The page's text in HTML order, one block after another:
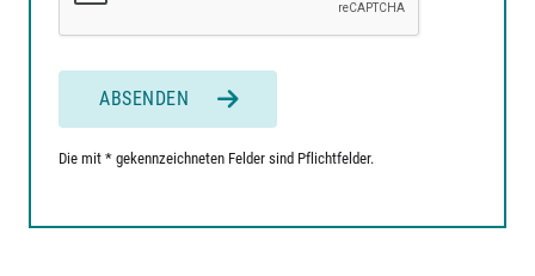
ABSENDEN
Die mit * gekennzeichneten Felder sind Pflichtfelder.